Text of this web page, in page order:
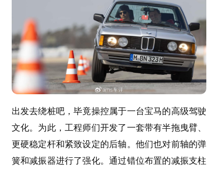
出发去绕桩吧，毕竟操控属于一台宝马的高级驾驶
文化。为此，工程师们开发了一套带有半拖曳臂、
更硬稳定杆和紧致设定的后轴。他们也对前轴的弹
簧和减振器进行了强化。通过错位布置的减振支柱